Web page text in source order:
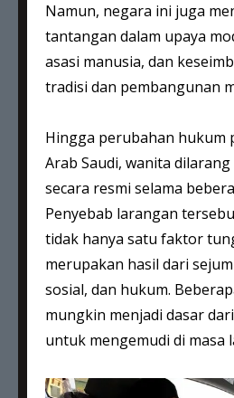
Namun, negara ini juga
tantangan dalam upaya
asasi manusia, dan
tradisi dan pembangunan
Hingga perubahan hukum
Arab Saudi, wanita
secara resmi selama
Penyebab larangan
tidak hanya satu faktor
merupakan hasil dari
sosial, dan hukum.
mungkin menjadi dasar
untuk mengemudi di masa